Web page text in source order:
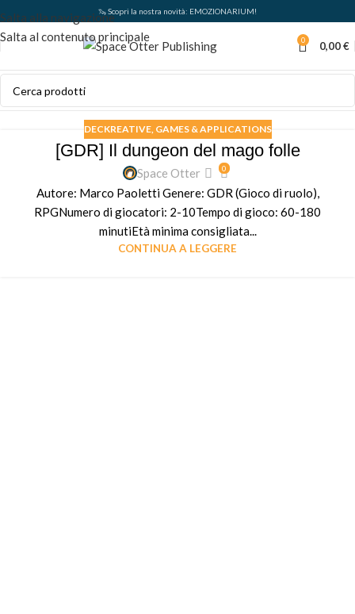
Salta alla navigazione
Salta al contenuto principale
🦦 Scopri la nostra novità: EMOZIONARIUM!
0 0,00€
DECKREATIVE, GAMES & APPLICATIONS
[GDR] Il dungeon del mago folle
Space Otter 0
Autore: Marco Paoletti Genere: GDR (Gioco di ruolo),
RPGNumero di giocatori: 2-10Tempo di gioco: 60-180
minutiEtà minima consigliata...
CONTINUA A LEGGERE